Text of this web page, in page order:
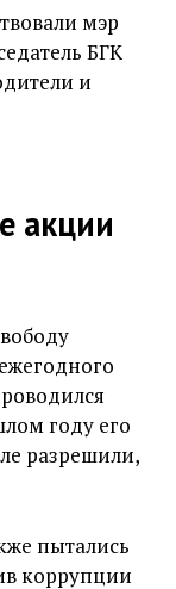
мэр
БГК
и
акции
году его
разрешили,
пытались
коррупции